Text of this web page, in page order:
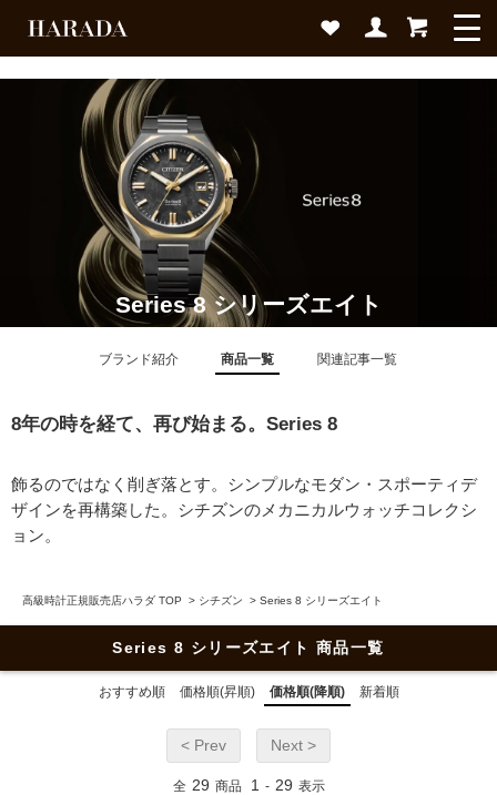
Series 8 シリーズエイト
ブランド紹介 商品一覧 関連記事一覧
8年の時を経て、再び始まる。Series 8
飾るのではなく削ぎ落とす。シンプルなモダン・スポーティデ
ザインを再構築した。シチズンのメカニカルウォッチコレクシ
ョン。
高級時計正規販売店ハラダ TOP > シチズン > Series 8 シリーズエイト
Series 8 シリーズエイト 商品一覧
おすすめ順 価格順(昇順) 価格順(降順) 新着順
< Prev Next >
全 29 商品 1 - 29 表示